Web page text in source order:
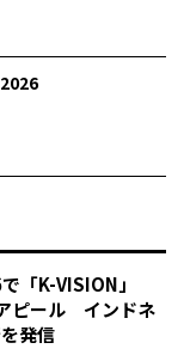
「K-VISION」
ピール インドネ
発信